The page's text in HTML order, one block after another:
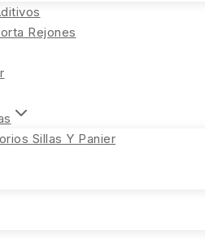
Rejones
Sillas Y Panier